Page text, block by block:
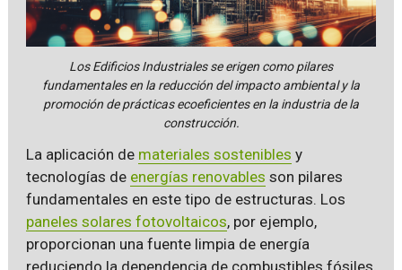
Los Edificios Industriales se erigen como pilares
fundamentales en la reducción del impacto ambiental y la
promoción de prácticas ecoeficientes en la industria de la
construcción.
La aplicación de materiales sostenibles y
tecnologías de energías renovables son pilares
fundamentales en este tipo de estructuras. Los
paneles solares fotovoltaicos, por ejemplo,
proporcionan una fuente limpia de energía
reduciendo la dependencia de combustibles fósiles,